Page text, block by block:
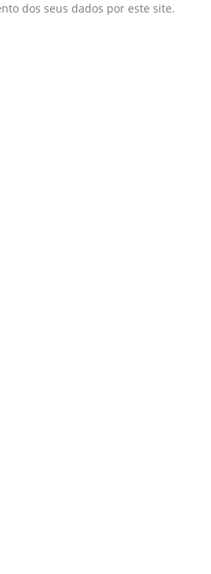
dos seus dados por este site.